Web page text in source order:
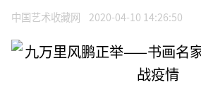
中国艺术收藏网 2020-04-10 14:26:50